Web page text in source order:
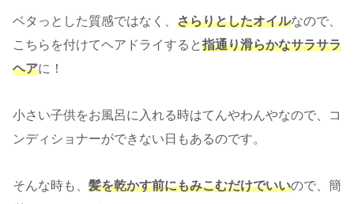
ベタっとした質感ではなく、 さらりとしたオイルなので、
こちらを付けてヘアドライすると指通り滑らかなサラサラ
ヘアに！
小さい子供をお風呂に入れる時はてんやわんやなので、コ
ンディショナーができない日もあるのです。
そんな時も、 髪を乾かす前にもみこむだけでいいので、簡